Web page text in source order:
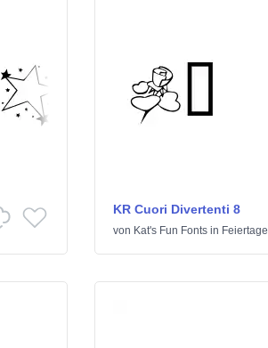
KR Cuori Divertenti 8
von Kat's Fun Fontsin Feiertage